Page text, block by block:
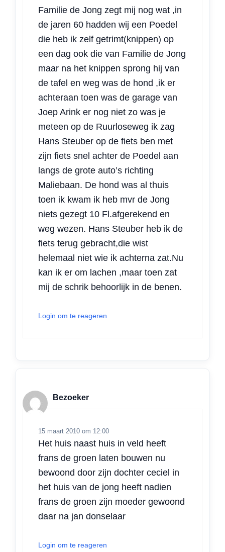
Familie de Jong zegt mij nog wat ,in
de jaren 60 hadden wij een Poedel
die heb ik zelf getrimt(knippen) op
een dag ook die van Familie de Jong
maar na het knippen sprong hij van
de tafel en weg was de hond ,ik er
achteraan toen was de garage van
Joep Arink er nog niet zo was je
meteen op de Ruurloseweg ik zag
Hans Steuber op de fiets ben met
zijn fiets snel achter de Poedel aan
langs de grote auto’s richting
Maliebaan. De hond was al thuis
toen ik kwam ik heb mvr de Jong
niets gezegt 10 Fl.afgerekend en
weg wezen. Hans Steuber heb ik de
fiets terug gebracht,die wist
helemaal niet wie ik achterna zat.Nu
kan ik er om lachen ,maar toen zat
mij de schrik behoorlijk in de benen.
Login om te reageren
Bezoeker
15 maart 2010 om 12:00
Het huis naast huis in veld heeft
frans de groen laten bouwen nu
bewoond door zijn dochter ceciel in
het huis van de jong heeft nadien
frans de groen zijn moeder gewoond
daar na jan donselaar
Login om te reageren